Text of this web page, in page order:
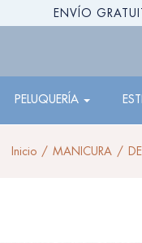
ENVÍO
PELUQUERÍA
Inicio MANICURA